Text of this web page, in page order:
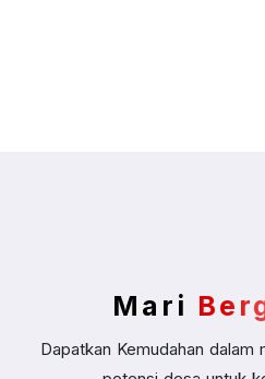
Mari
Dapatkan Kemudahan dalam